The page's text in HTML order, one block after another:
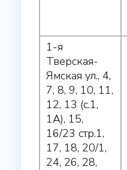
1-я
Тверская-
Ямская ул., 4,
7, 8, 9, 10, 11,
12, 13 (с.1,
1А), 15,
16/23 стр.1,
17, 18, 20/1,
24, 26, 28,